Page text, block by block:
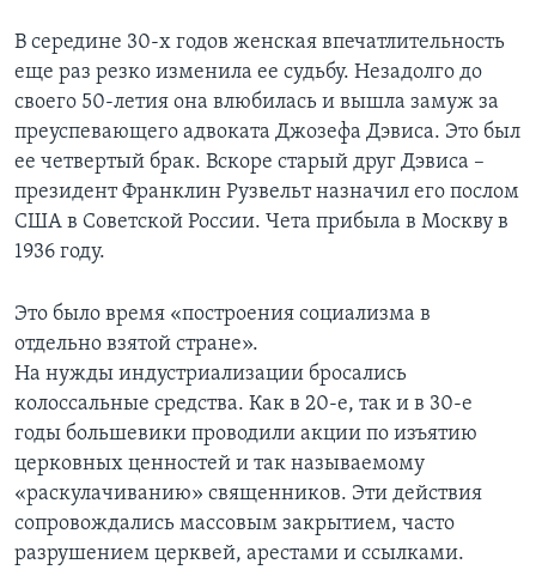
В середине 30-х годов женская впечатлительность
еще раз резко изменила ее судьбу. Незадолго до
своего 50-летия она влюбилась и вышла замуж за
преуспевающего адвоката Джозефа Дэвиса. Это был
ее четвертый брак. Вскоре старый друг Дэвиса –
президент Франклин Рузвельт назначил его послом
США в Советской России. Чета прибыла в Москву в
1936 году.
Это было время «построения социализма в
отдельно взятой стране».
На нужды индустриализации бросались
колоссальные средства. Как в 20-е, так и в 30-е
годы большевики проводили акции по изъятию
церковных ценностей и так называемому
«раскулачиванию» священников. Эти действия
сопровождались массовым закрытием, часто
разрушением церквей, арестами и ссылками.